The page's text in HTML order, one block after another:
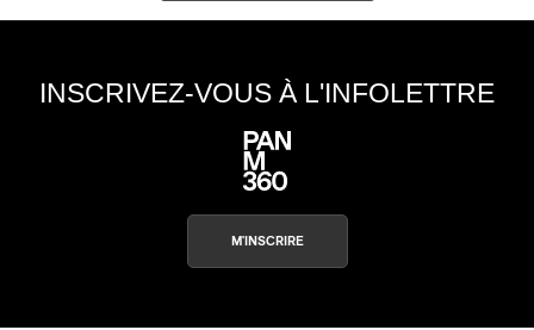
INSCRIVEZ-VOUS À L'INFOLETTRE
M'INSCRIRE